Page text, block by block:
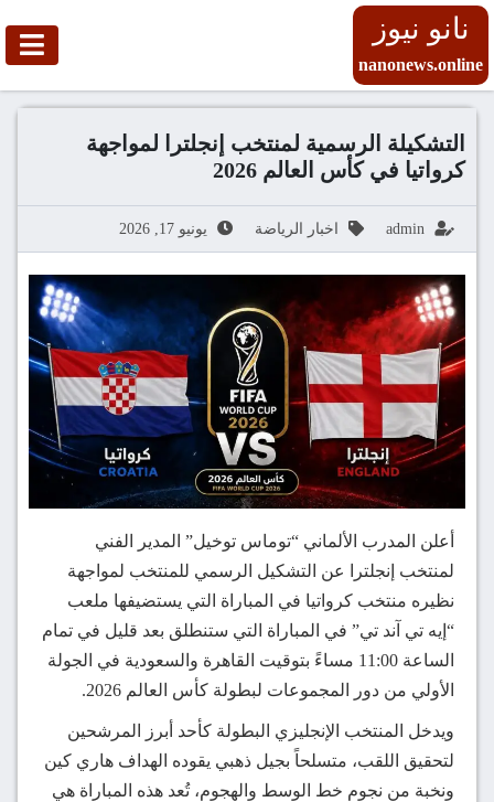
نانو نيوز
nanonews.online
التشكيلة الرسمية لمنتخب إنجلترا لمواجهة
كرواتيا في كأس العالم 2026
admin اخبار الرياضة يونيو 17, 2026
أعلن المدرب الألماني “توماس توخيل” المدير الفني
لمنتخب إنجلترا عن التشكيل الرسمي للمنتخب لمواجهة
نظيره منتخب كرواتيا في المباراة التي يستضيفها ملعب
“إيه تي آند تي” في المباراة التي ستنطلق بعد قليل في تمام
الساعة 11:00 مساءً بتوقيت القاهرة والسعودية في الجولة
الأولي من دور المجموعات لبطولة كأس العالم 2026.
ويدخل المنتخب الإنجليزي البطولة كأحد أبرز المرشحين
لتحقيق اللقب، متسلحاً بجيل ذهبي يقوده الهداف هاري كين
ونخبة من نجوم خط الوسط والهجوم، تُعد هذه المباراة هي